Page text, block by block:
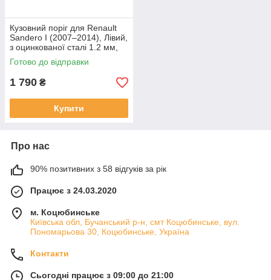
Кузовний поріг для Renault
Sandero I (2007–2014), Лівий,
з оцинкованої сталі 1.2 мм,
термін служби до 10 років
Готово до відправки
1 790 ₴
Купити
Про нас
90% позитивних з 58 відгуків за рік
Працює з 24.03.2020
м. Коцюбинське
Київська обл, Бучанський р-н, смт Коцюбинське, вул.
Пономарьова 30, Коцюбинське, Україна
Контакти
Сьогодні працює з 09:00 до 21:00